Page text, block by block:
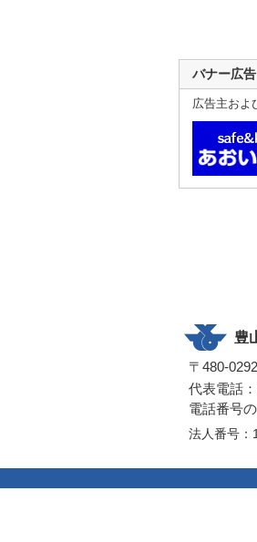
バナー広告
広告主およ
豊
〒480-
代表電話
電話番号
法人番号：